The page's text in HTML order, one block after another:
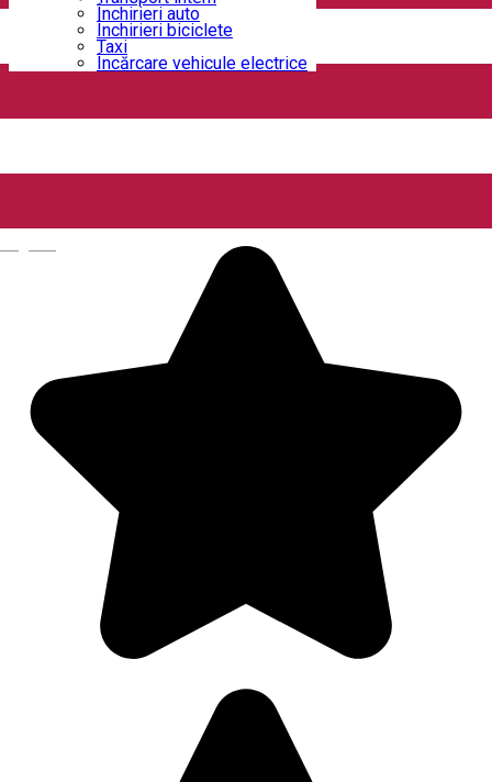
Închirieri auto
Închirieri biciclete
Taxi
Încărcare vehicule electrice
12 Doișpe
Strada Alexandru Ioan Cuza 6B, Craiova, Romania